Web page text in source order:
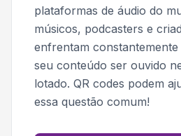
plataformas de áudio do
músicos, podcasters e
enfrentam
seu conteúdo ser ouvido
lotado. QR codes podem
essa questão comum!